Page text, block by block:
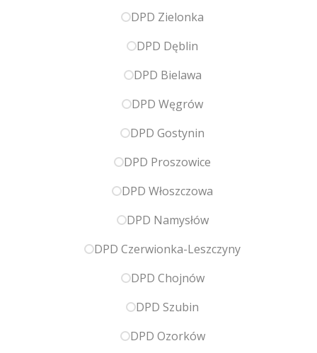
DPD Zielonka
DPD Dęblin
DPD Bielawa
DPD Węgrów
DPD Gostynin
DPD Proszowice
DPD Włoszczowa
DPD Namysłów
DPD Czerwionka-Leszczyny
DPD Chojnów
DPD Szubin
DPD Ozorków